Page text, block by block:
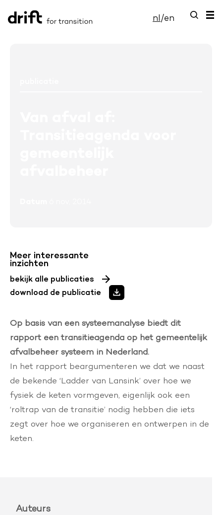
nl/en
Meer interessante
inzichten
bekijk alle publicaties
download de publicatie
Op basis van een systeemanalyse biedt dit
rapport een transitieagenda op het gemeentelijk
afvalbeheer systeem in Nederland.
In het rapport beargumenteren we dat we naast
de bekende ‘Ladder van Lansink’ over hoe we
fysiek de keten vormgeven, eigenlijk ook een
‘roltrap van de transitie’ nodig hebben die iets
zegt over hoe we organiseren en ontwerpen in de
keten.
Auteurs